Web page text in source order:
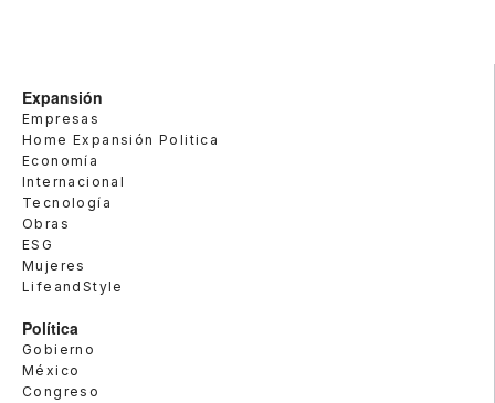
Expansión
Empresas
Home Expansión Politica
Economía
Internacional
Tecnología
Obras
ESG
Mujeres
LifeandStyle
Política
Gobierno
México
Congreso